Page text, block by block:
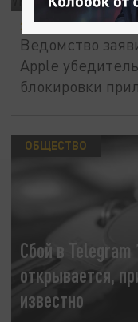
25 ИЮНЯ 15:37
Ведомство
Apple
блокировки
Сбой в
открывается,
известно
ОБЩЕСТВО